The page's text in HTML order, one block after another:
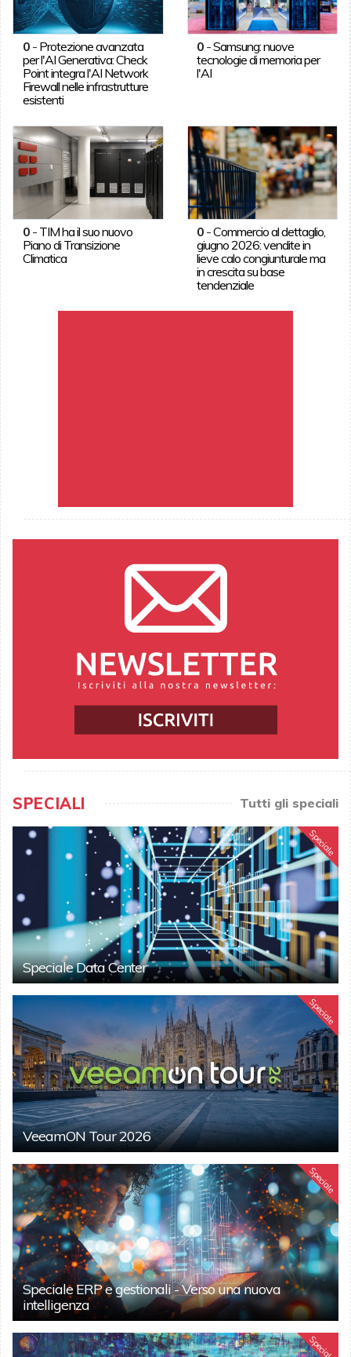
0- Protezione avanzata
per l'AI Generativa: Check
Point integra l'AI Network
Firewall nelle infrastrutture
esistenti
0 -Samsung: nuove
tecnologie di memoria per
l'AI
0- TIM ha il suo nuovo
Piano di Transizione
Climatica
0 -Commercio al dettaglio,
giugno 2026: vendite in
lieve calo congiunturale ma
in crescita su base
tendenziale
SPECIALI Tutti gli speciali
Speciale
Speciale Data Center
Speciale
VeeamON Tour 2026
Speciale
Speciale ERP e gestionali - Verso una nuova
intelligenza
Speciale